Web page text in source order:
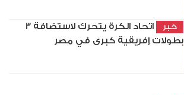
خبر
اتحاد الكرة يتحرك لاستضافة 3
بطولات إفريقية كبرى في مصر